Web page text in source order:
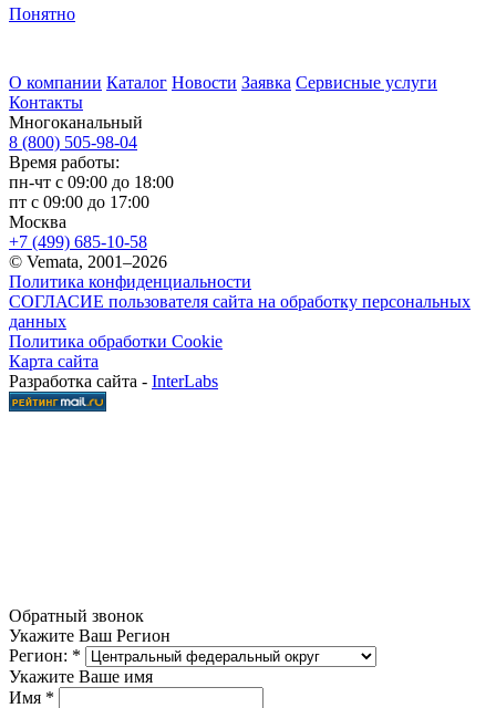
Понятно
О компании Каталог Новости Заявка Сервисные услуги
Контакты
Многоканальный
8 (800) 505-98-04
Время работы:
пн-чт с 09:00 до 18:00
пт с 09:00 до 17:00
Москва
+7 (499) 685-10-58
© Vemata, 2001–2026
Политика конфиденциальности
СОГЛАСИЕ пользователя сайта на обработку персональных
данных
Политика обработки Cookie
Карта сайта
Разработка сайта - InterLabs
Обратный звонок
Укажите Ваш Регион
Регион: *
Укажите Ваше имя
Имя *